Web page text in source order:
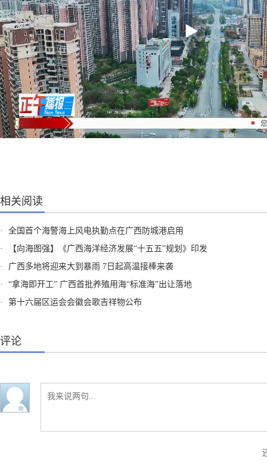
相关阅读
·
全国首个海警海上风电执勤点在广西防城港启用
·
【向海图强】《广西海洋经济发展“十五五”规划》印发
·
广西多地将迎来大到暴雨 7日起高温接棒来袭
·
“拿海即开工” 广西首批养殖用海“标准海”出让落地
·
第十六届区运会会徽会歌吉祥物公布
评论